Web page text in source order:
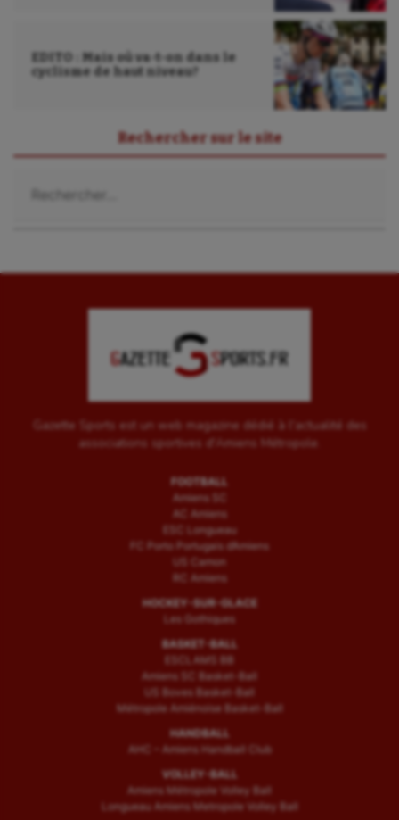
EDITO : Mais où va-t-on dans le
cyclisme de haut niveau?
Rechercher sur le site
Gazette Sports est un web magazine dédié à l'actualité des
associations sportives d'Amiens Métropole.
FOOTBALL
Amiens SC
AC Amiens
ESC Longueau
FC Porto Portugais d’Amiens
US Camon
RC Amiens
HOCKEY-SUR-GLACE
Les Gothiques
BASKET-BALL
ESCLAMS BB
Amiens SC Basket-Ball
US Boves Basket-Ball
Métropole Amiénoise Basket-Ball
HANDBALL
AHC – Amiens Handball Club
VOLLEY-BALL
Amiens Métropole Volley Ball
Longueau Amiens Metropole Volley Ball